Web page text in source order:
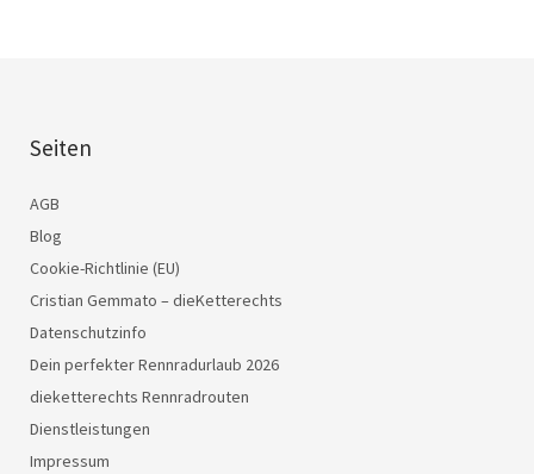
Seiten
AGB
Blog
Cookie-Richtlinie (EU)
Cristian Gemmato – dieKetterechts
Datenschutzinfo
Dein perfekter Rennradurlaub 2026
dieketterechts Rennradrouten
Dienstleistungen
Impressum